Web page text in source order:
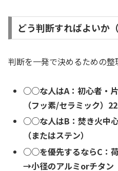
どう判断すればよいか
判断を一発で決めるための整
○○な人はA：初心者・
（フッ素/セラミック）
○○な人はB：焚き火中
（またはステン）
○○を優先するならC：
→小径のアルミorチタン